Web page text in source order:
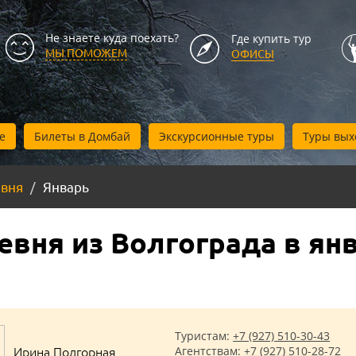
Не знаете куда поехать?
МЫ ПОМОЖЕМ
Где купить тур
ОФИСЫ
Билеты в Домбай Экскурсионные туры Туры
Январь
из Волгограда в
Ирина Подгорная
Туристам:+7 (927) 510-30-43
Агентствам:+7 (927) 510-28-72